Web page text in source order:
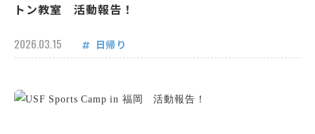
トン教室 活動報告！
2026.03.15 日帰り